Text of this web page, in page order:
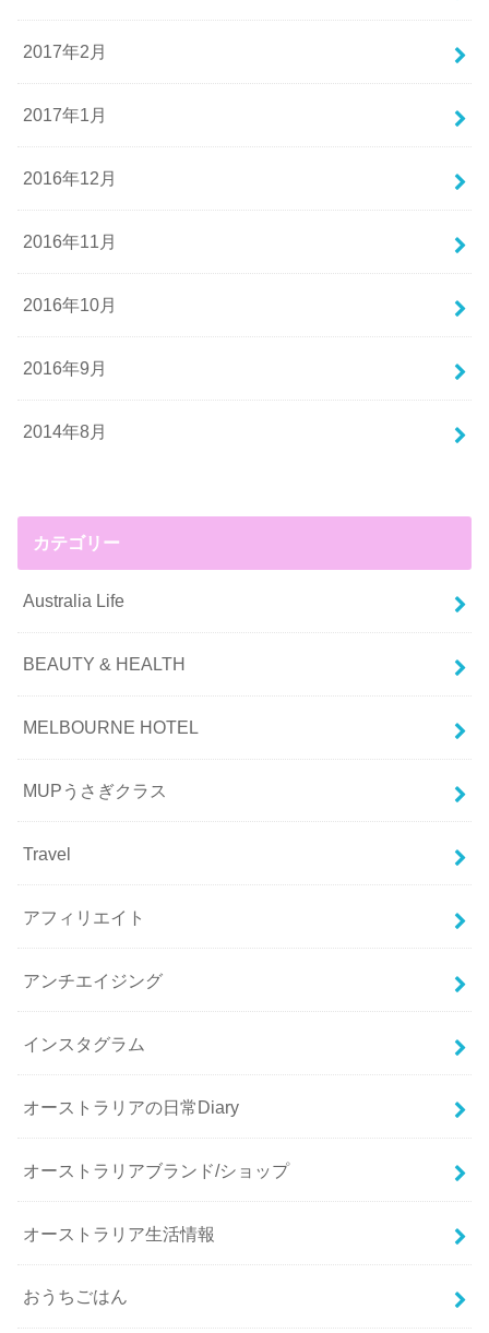
2017年2月
2017年1月
2016年12月
2016年11月
2016年10月
2016年9月
2014年8月
カテゴリー
Australia Life
BEAUTY & HEALTH
MELBOURNE HOTEL
MUPうさぎクラス
Travel
アフィリエイト
アンチエイジング
インスタグラム
オーストラリアの日常Diary
オーストラリアブランド/ショップ
オーストラリア生活情報
おうちごはん